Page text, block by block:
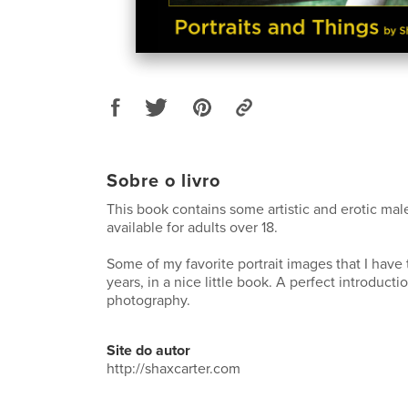
Sobre o livro
This book contains some artistic and erotic
available for adults over 18.
Some of my favorite portrait images that I
years, in a nice little book. A perfect
photography.
Site do autor
http://shaxcarter.com